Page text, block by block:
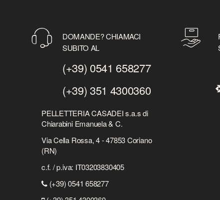
DOMANDE? CHIAMACI
SUBITO AL
(+39) 0541 658277
(+39) 351 4300360
PELLETTERIA CASADEI s.a.s di
Chiarabini Emanuela & C.
Via Cella Rossa, 4 - 47853 Coriano
(RN)
c.f. / p.iva: IT03203830405
(+39) 0541 658277